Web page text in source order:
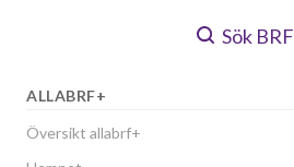
Sök BRF
ALLABRF+
Översikt allabrf+